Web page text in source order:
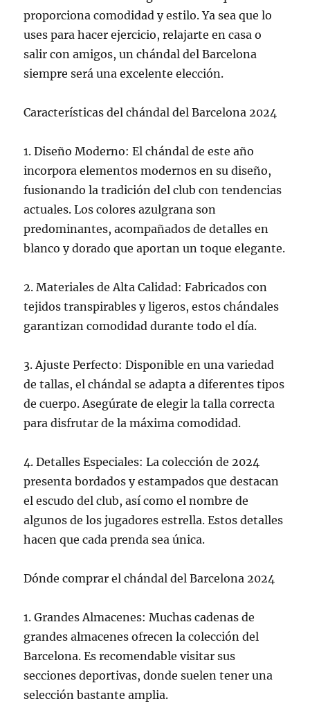
proporciona comodidad y estilo. Ya sea que lo
uses para hacer ejercicio, relajarte en casa o
salir con amigos, un chándal del Barcelona
siempre será una excelente elección.
Características del chándal del Barcelona 2024
1. Diseño Moderno: El chándal de este año
incorpora elementos modernos en su diseño,
fusionando la tradición del club con tendencias
actuales. Los colores azulgrana son
predominantes, acompañados de detalles en
blanco y dorado que aportan un toque elegante.
2. Materiales de Alta Calidad: Fabricados con
tejidos transpirables y ligeros, estos chándales
garantizan comodidad durante todo el día.
3. Ajuste Perfecto: Disponible en una variedad
de tallas, el chándal se adapta a diferentes tipos
de cuerpo. Asegúrate de elegir la talla correcta
para disfrutar de la máxima comodidad.
4. Detalles Especiales: La colección de 2024
presenta bordados y estampados que destacan
el escudo del club, así como el nombre de
algunos de los jugadores estrella. Estos detalles
hacen que cada prenda sea única.
Dónde comprar el chándal del Barcelona 2024
1. Grandes Almacenes: Muchas cadenas de
grandes almacenes ofrecen la colección del
Barcelona. Es recomendable visitar sus
secciones deportivas, donde suelen tener una
selección bastante amplia.